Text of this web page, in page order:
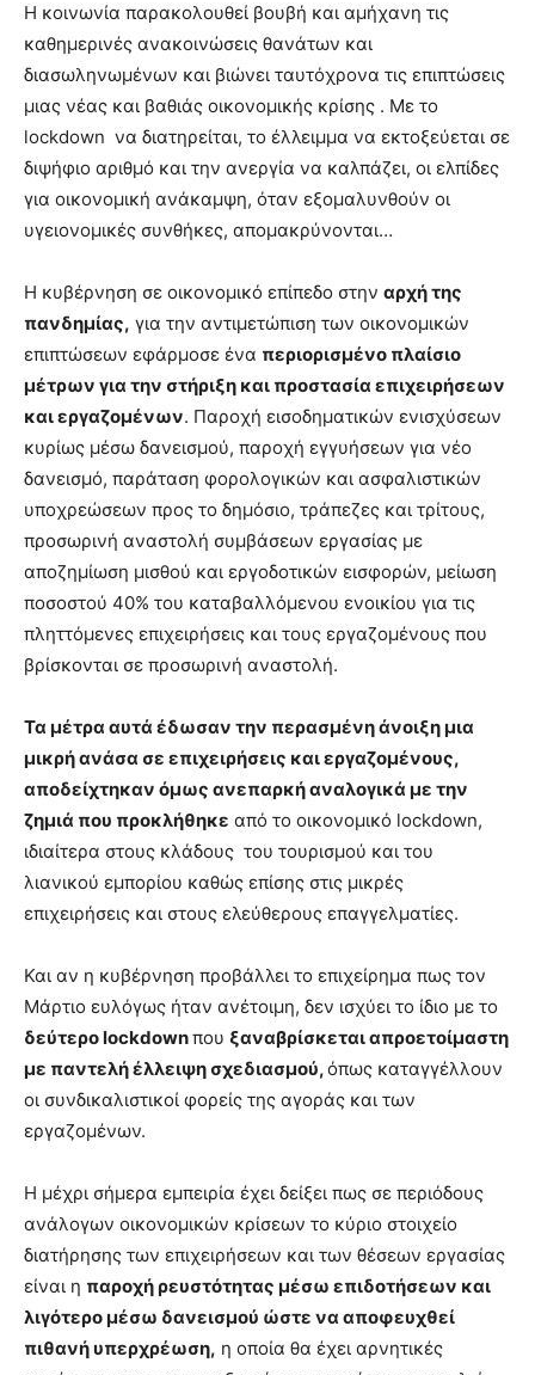
Η κοινωνία παρακολουθεί βουβή και αμήχανη τις
καθημερινές ανακοινώσεις θανάτων και
διασωληνωμένων και βιώνει ταυτόχρονα τις επιπτώσεις
μιας νέας και βαθιάς οικονομικής κρίσης . Με το
lockdown να διατηρείται, το έλλειμμα να εκτοξεύεται σε
διψήφιο αριθμό και την ανεργία να καλπάζει, οι ελπίδες
για οικονομική ανάκαμψη, όταν εξομαλυνθούν οι
υγειονομικές συνθήκες, απομακρύνονται…
Η κυβέρνηση σε οικονομικό επίπεδο στην αρχή της
πανδημίας, για την αντιμετώπιση των οικονομικών
επιπτώσεων εφάρμοσε ένα περιορισμένο πλαίσιο
μέτρων για την στήριξη και προστασία επιχειρήσεων
και εργαζομένων. Παροχή εισοδηματικών ενισχύσεων
κυρίως μέσω δανεισμού, παροχή εγγυήσεων για νέο
δανεισμό, παράταση φορολογικών και ασφαλιστικών
υποχρεώσεων προς το δημόσιο, τράπεζες και τρίτους,
προσωρινή αναστολή συμβάσεων εργασίας με
αποζημίωση μισθού και εργοδοτικών εισφορών, μείωση
ποσοστού 40% του καταβαλλόμενου ενοικίου για τις
πληττόμενες επιχειρήσεις και τους εργαζομένους που
βρίσκονται σε προσωρινή αναστολή.
Τα μέτρα αυτά έδωσαν την περασμένη άνοιξη μια
μικρή ανάσα σε επιχειρήσεις και εργαζομένους,
αποδείχτηκαν όμως ανεπαρκή αναλογικά με την
ζημιά που προκλήθηκε από το οικονομικό lockdown,
ιδιαίτερα στους κλάδους του τουρισμού και του
λιανικού εμπορίου καθώς επίσης στις μικρές
επιχειρήσεις και στους ελεύθερους επαγγελματίες.
Και αν η κυβέρνηση προβάλλει το επιχείρημα πως τον
Μάρτιο ευλόγως ήταν ανέτοιμη, δεν ισχύει το ίδιο με το
δεύτερο lockdownπου ξαναβρίσκεται απροετοίμαστη
με παντελή έλλειψη σχεδιασμού,όπως καταγγέλλουν
οι συνδικαλιστικοί φορείς της αγοράς και των
εργαζομένων.
Η μέχρι σήμερα εμπειρία έχει δείξει πως σε περιόδους
ανάλογων οικονομικών κρίσεων το κύριο στοιχείο
διατήρησης των επιχειρήσεων και των θέσεων εργασίας
είναι η παροχή ρευστότητας μέσω επιδοτήσεων και
λιγότερο μέσω δανεισμού ώστε να αποφευχθεί
πιθανή υπερχρέωση, η οποία θα έχει αρνητικές